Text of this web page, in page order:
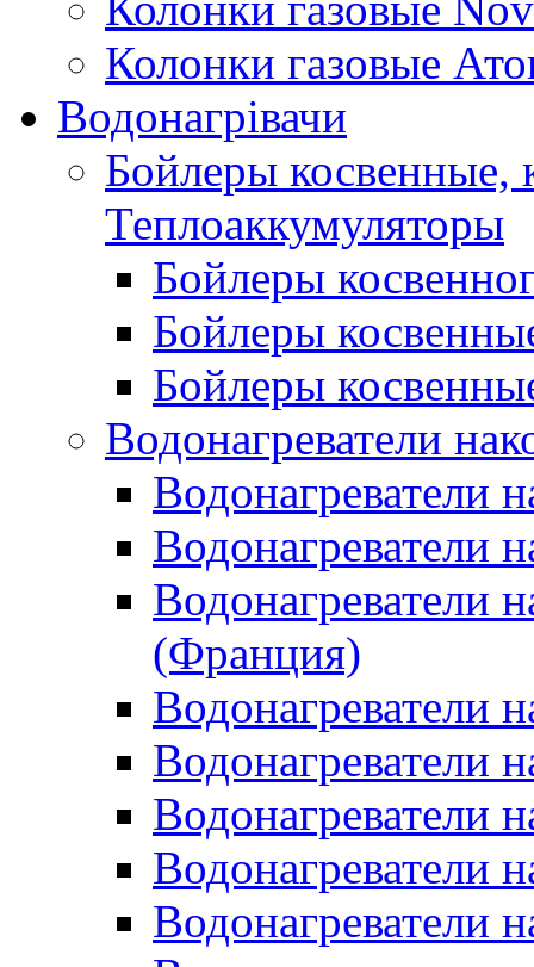
Колонки газовые
Водонагрівачи
Бойлеры косвенные,
Теплоаккумуляторы
Бойлеры
Бойлеры
Бойлеры
Водонагреватели
Водонагреватели
Водонагреватели
Водонагреватели
(Франция)
Водонагреватели
Водонагреватели
Водонагреватели
Водонагреватели
Водонагреватели